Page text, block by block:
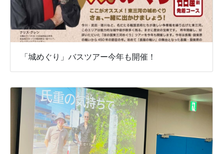
「城めぐり」バスツアー今年も開催！